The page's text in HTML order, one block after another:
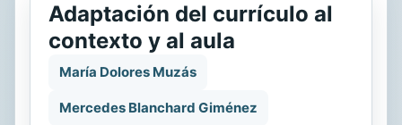
Adaptación del currículo al
contexto y al aula
María Dolores Muzás
Mercedes Blanchard Giménez